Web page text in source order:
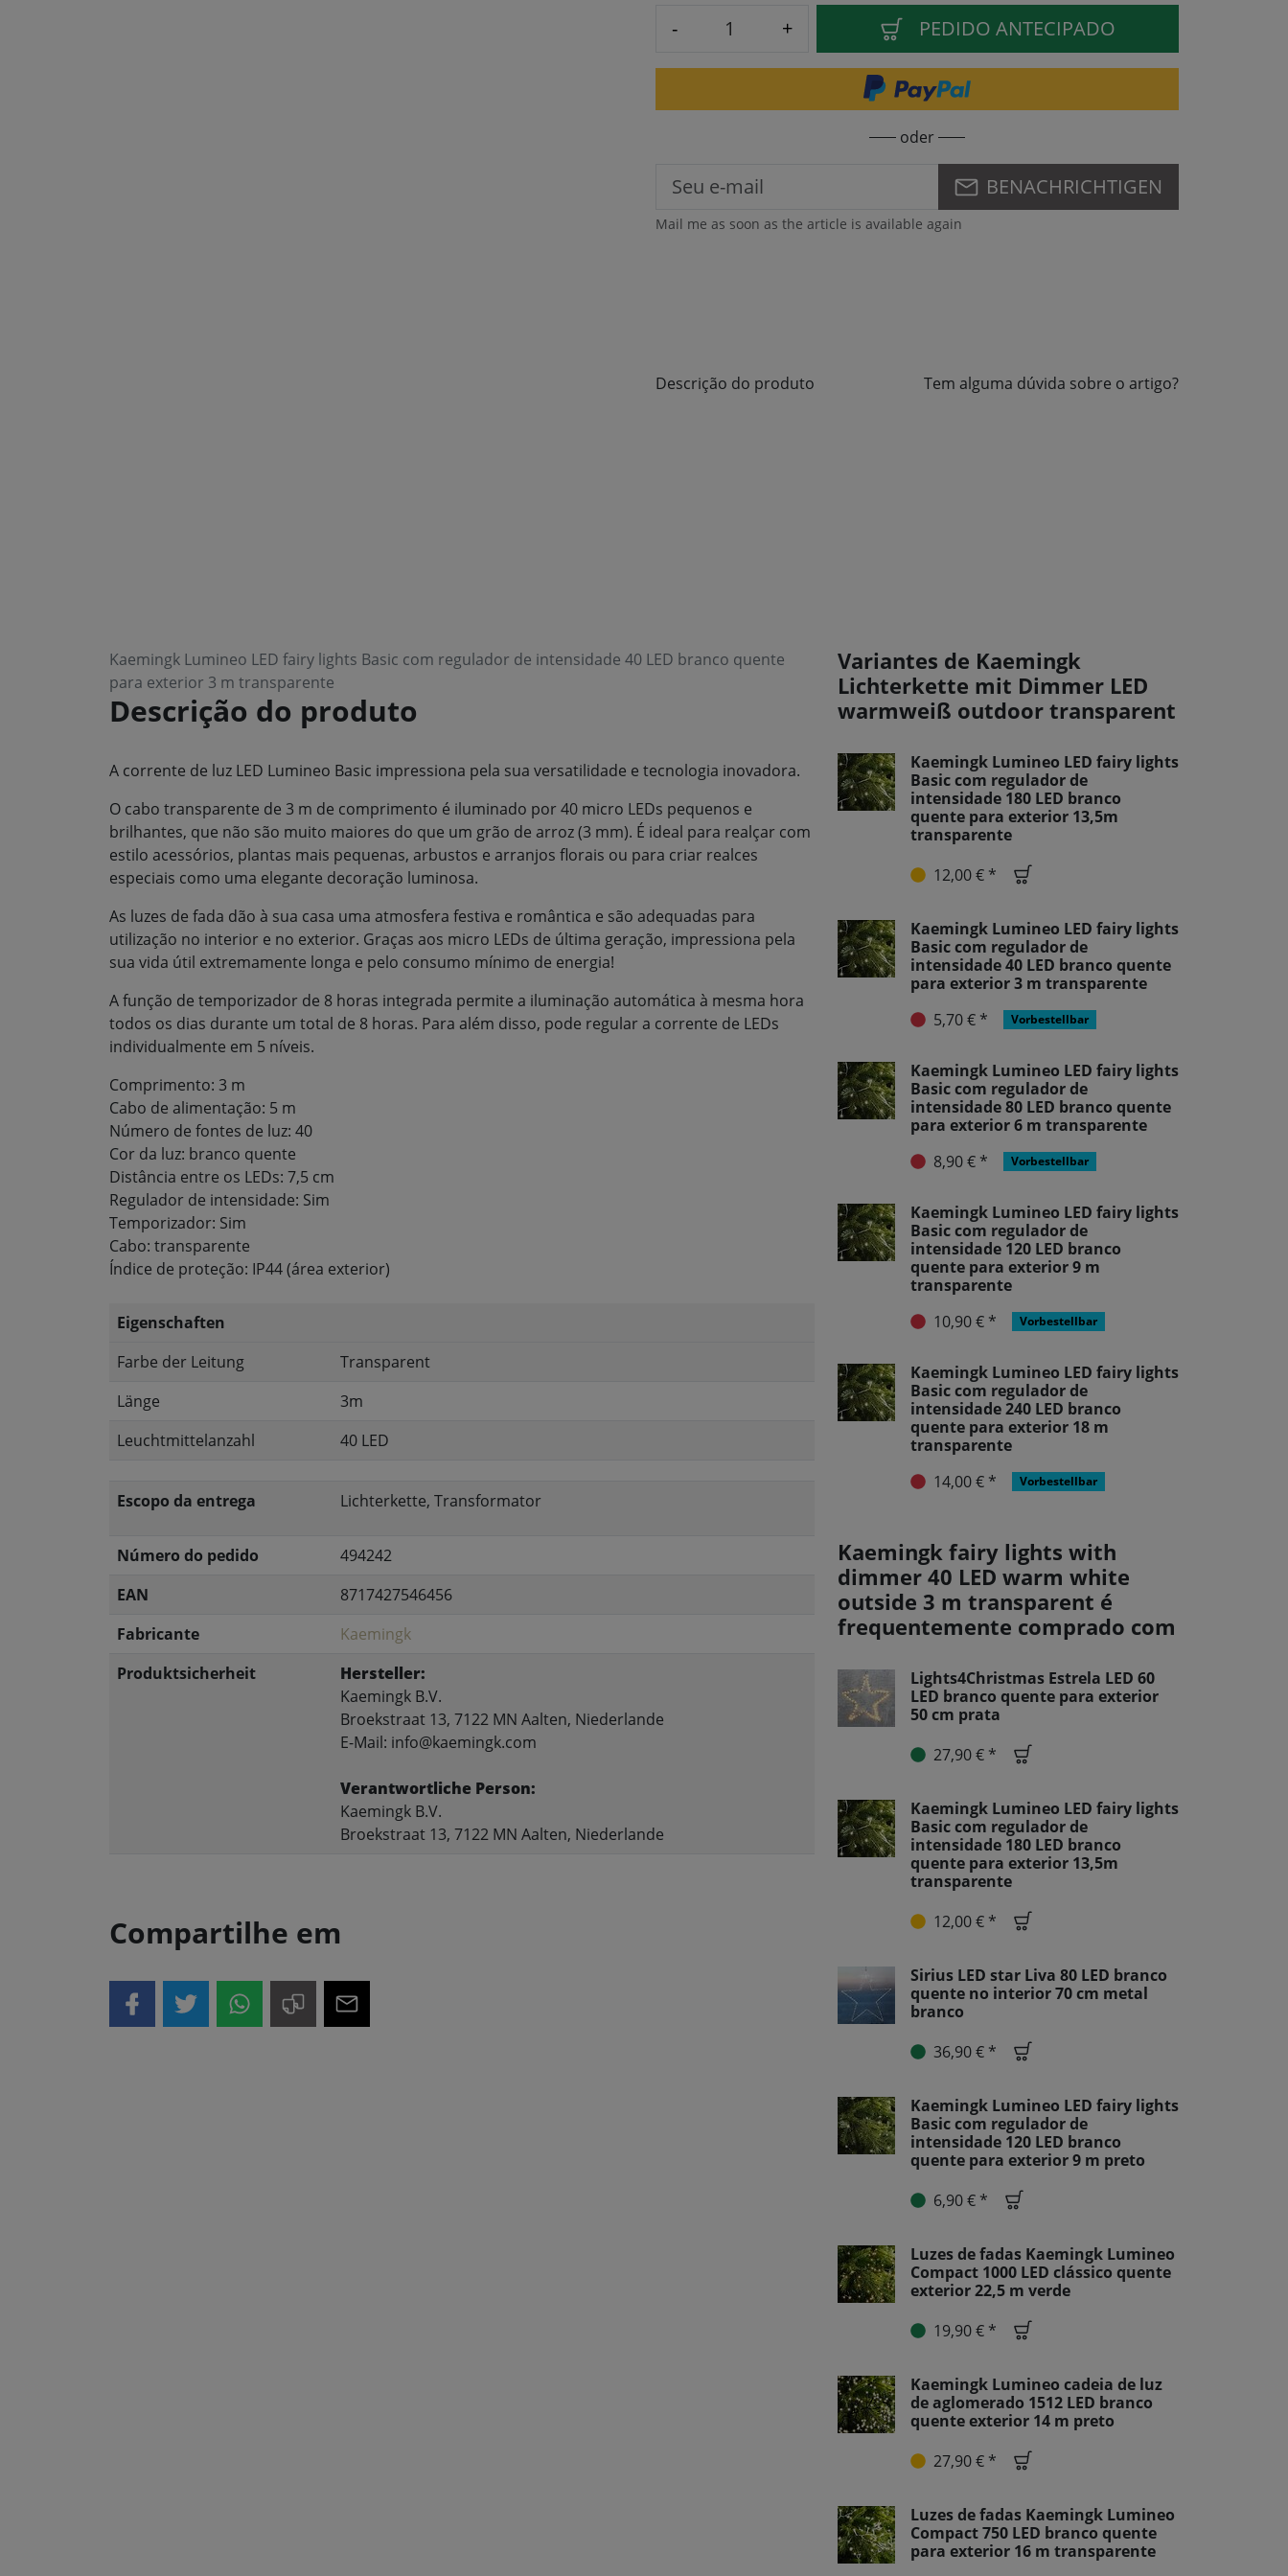
- + PEDIDO ANTECIPADO
oder
BENACHRICHTIGEN
Mail me as soon as the article is available again
Descrição do produto Tem alguma dúvida sobre o artigo?
Kaemingk Lumineo LED fairy lights Basic com regulador de intensidade 40 LED branco quente
para exterior 3 m transparente
Descrição do produto
A corrente de luz LED Lumineo Basic impressiona pela sua versatilidade e tecnologia inovadora.
O cabo transparente de 3 m de comprimento é iluminado por 40 micro LEDs pequenos e
brilhantes, que não são muito maiores do que um grão de arroz (3 mm). É ideal para realçar com
estilo acessórios, plantas mais pequenas, arbustos e arranjos florais ou para criar realces
especiais como uma elegante decoração luminosa.
As luzes de fada dão à sua casa uma atmosfera festiva e romântica e são adequadas para
utilização no interior e no exterior. Graças aos micro LEDs de última geração, impressiona pela
sua vida útil extremamente longa e pelo consumo mínimo de energia!
A função de temporizador de 8 horas integrada permite a iluminação automática à mesma hora
todos os dias durante um total de 8 horas. Para além disso, pode regular a corrente de LEDs
individualmente em 5 níveis.
Comprimento: 3 m
Cabo de alimentação: 5 m
Número de fontes de luz: 40
Cor da luz: branco quente
Distância entre os LEDs: 7,5 cm
Regulador de intensidade: Sim
Temporizador: Sim
Cabo: transparente
Índice de proteção: IP44 (área exterior)
Eigenschaften
Farbe der Leitung
Transparent
Länge
3m
Leuchtmittelanzahl
40 LED
Escopo da entrega Lichterkette, Transformator
Número do pedido
494242
EAN
8717427546456
Fabricante
Kaemingk
Produktsicherheit
Hersteller:
Kaemingk B.V.
Broekstraat 13, 7122 MN Aalten, Niederlande
E-Mail: info@kaemingk.com
Verantwortliche Person:
Kaemingk B.V.
Broekstraat 13, 7122 MN Aalten, Niederlande
Compartilhe em
Variantes de Kaemingk
Lichterkette mit Dimmer LED
warmweiß outdoor transparent
Kaemingk Lumineo LED fairy lights
Basic com regulador de
intensidade 180 LED branco
quente para exterior 13,5m
transparente
12,00 € *
Kaemingk Lumineo LED fairy lights
Basic com regulador de
intensidade 40 LED branco quente
para exterior 3 m transparente
5,70 € *
Vorbestellbar
Kaemingk Lumineo LED fairy lights
Basic com regulador de
intensidade 80 LED branco quente
para exterior 6 m transparente
8,90 € *
Vorbestellbar
Kaemingk Lumineo LED fairy lights
Basic com regulador de
intensidade 120 LED branco
quente para exterior 9 m
transparente
10,90 € *
Vorbestellbar
Kaemingk Lumineo LED fairy lights
Basic com regulador de
intensidade 240 LED branco
quente para exterior 18 m
transparente
14,00 € *
Vorbestellbar
Kaemingk fairy lights with
dimmer 40 LED warm white
outside 3 m transparent é
frequentemente comprado com
Lights4Christmas Estrela LED 60
LED branco quente para exterior
50 cm prata
27,90 € *
Kaemingk Lumineo LED fairy lights
Basic com regulador de
intensidade 180 LED branco
quente para exterior 13,5m
transparente
12,00 € *
Sirius LED star Liva 80 LED branco
quente no interior 70 cm metal
branco
36,90 € *
Kaemingk Lumineo LED fairy lights
Basic com regulador de
intensidade 120 LED branco
quente para exterior 9 m preto
6,90 € *
Luzes de fadas Kaemingk Lumineo
Compact 1000 LED clássico quente
exterior 22,5 m verde
19,90 € *
Kaemingk Lumineo cadeia de luz
de aglomerado 1512 LED branco
quente exterior 14 m preto
27,90 € *
Luzes de fadas Kaemingk Lumineo
Compact 750 LED branco quente
para exterior 16 m transparente